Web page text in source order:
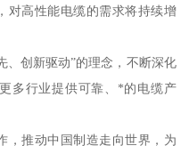
对高性能电缆的需求将持续增
、创新驱动”的理念，不断深化
多行业提供可靠、*的电缆产
，推动中国制造走向世界，为